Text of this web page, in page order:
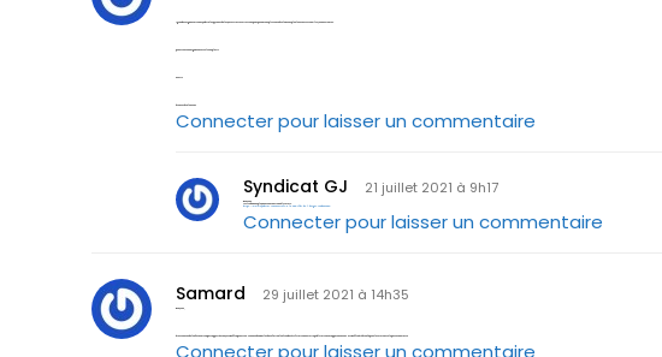
« grandes organisations syndicales pyramidales, autoritaires et corrompues qui ne remplissent absolument plus leurs missions » lis je en vos textes.
pourriez vous argumenter s’il vous plait ?
merci
bien cordialement
Connecter pour laisser un commentaire
Syndicat GJ 21 juillet 2021 à 9h17
Bonjour
A titre d’exemple, nous vous invitons à lire ceci.
https://www.syndicat-commerce.fr/a-la-une/cfdt-de-l-berger-condamnee/
Connecter pour laisser un commentaire
Samard 29 juillet 2021 à 14h35
Bonjour,
Êtes vous sur de l’information par rapport à François Ruffin pourriez-vous me donner les base factuel ou lien de vérification sur cette publication car apparemment Mr Ruffin été bien là pour le vote contre le passe sanitaire
Connecter pour laisser un commentaire